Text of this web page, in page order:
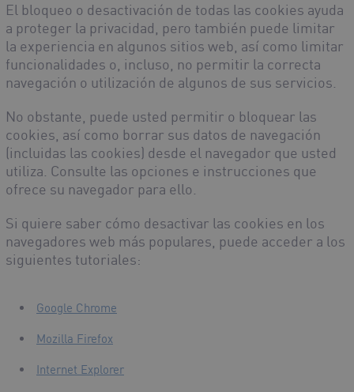
El bloqueo o desactivación de todas las cookies ayuda
a proteger la privacidad, pero también puede limitar
la experiencia en algunos sitios web, así como limitar
funcionalidades o, incluso, no permitir la correcta
navegación o utilización de algunos de sus servicios.
No obstante, puede usted permitir o bloquear las
cookies, así como borrar sus datos de navegación
(incluidas las cookies) desde el navegador que usted
utiliza. Consulte las opciones e instrucciones que
ofrece su navegador para ello.
Si quiere saber cómo desactivar las cookies en los
navegadores web más populares, puede acceder a los
siguientes tutoriales:
Google Chrome
Mozilla Firefox
Internet Explorer